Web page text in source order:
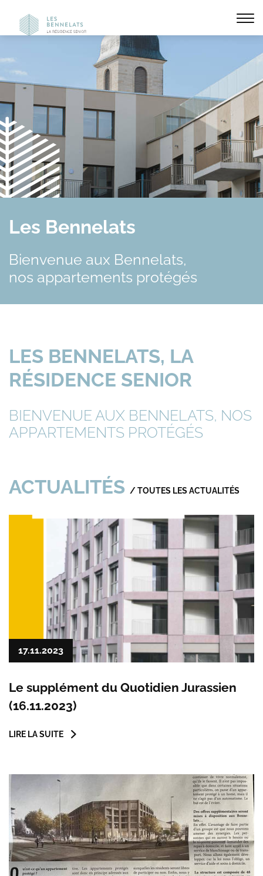
la
Les Bennelats
Bienvenue aux Bennelats,
nos appartements protégés
LES BENNELATS, LA
RÉSIDENCE SENIOR
BIENVENUE AUX BENNELATS, NOS
APPARTEMENTS PROTÉGÉS
ACTUALITÉS / TOUTES LES ACTUALITÉS
17.11.2023
Le supplément du Quotidien Jurassien
(16.11.2023)
LIRE LA SUITE